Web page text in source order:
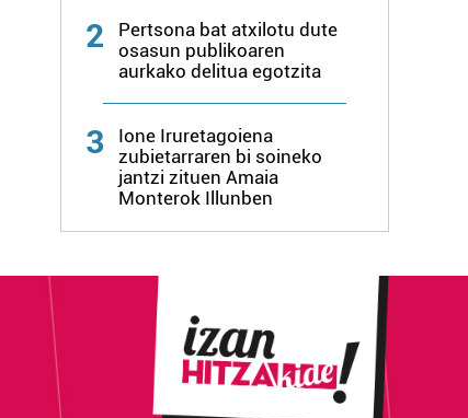
2
Pertsona bat atxilotu dute
osasun publikoaren
aurkako delitua egotzita
3
Ione Iruretagoiena
zubietarraren bi soineko
jantzi zituen Amaia
Monterok Illunben